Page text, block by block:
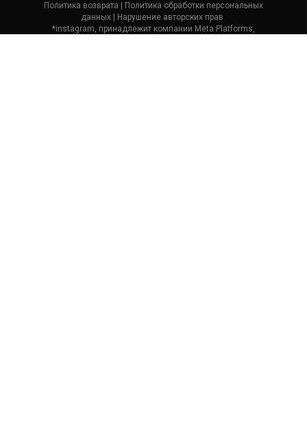
Политика возврата | П олитика обработки персональных
данных
Нарушение авторских прав
*instagram, принадлежит компании Meta Platforms,